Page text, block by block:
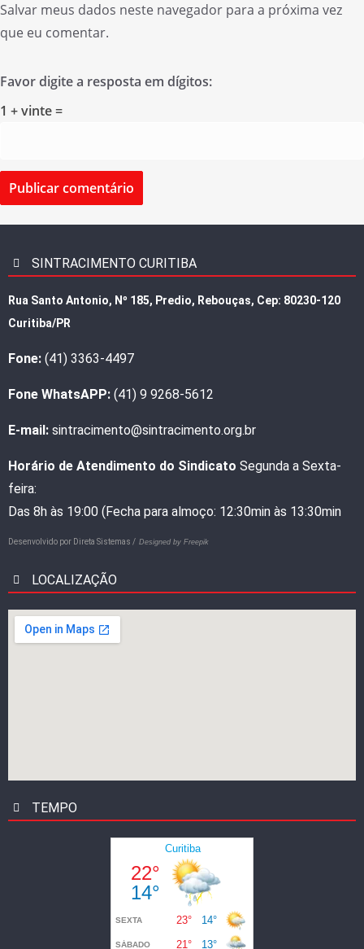
Salvar meus dados neste navegador para a próxima vez
que eu comentar.
Favor digite a resposta em dígitos:
1 + vinte =
SINTRACIMENTO CURITIBA
Rua Santo Antonio, Nº 185, Predio, Rebouças, Cep: 80230-120
Curitiba/PR
Fone: (41) 3363-4497
Fone WhatsAPP: (41) 9 9268-5612
E-mail: sintracimento@sintracimento.org.br
Horário de Atendimento do Sindicato Segunda a Sexta-
feira:
Das 8h às 19:00 (Fecha para almoço: 12:30min às 13:30min
Desenvolvido por Direta Sistemas / Designed by Freepik
LOCALIZAÇÃO
TEMPO